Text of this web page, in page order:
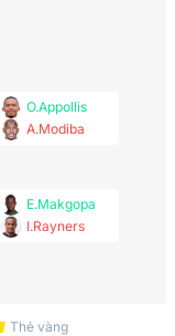
O.Appollis
A.Modiba
E.Makgopa
I.Rayners
Thẻ vàng